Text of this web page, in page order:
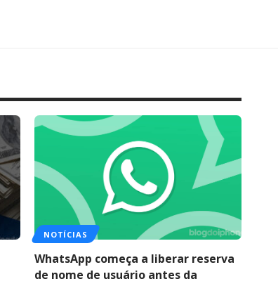
NOTÍCIAS
WhatsApp começa a liberar reserva
de nome de usuário antes da